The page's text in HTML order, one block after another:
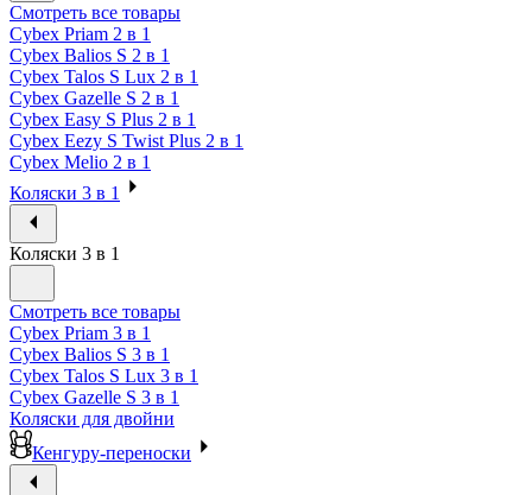
Смотреть все товары
Cybex Priam 2 в 1
Cybex Balios S 2 в 1
Cybex Talos S Lux 2 в 1
Cybex Gazelle S 2 в 1
Cybex Easy S Plus 2 в 1
Cybex Eezy S Twist Plus 2 в 1
Cybex Melio 2 в 1
Коляски 3 в 1
Коляски 3 в 1
Смотреть все товары
Cybex Priam 3 в 1
Cybex Balios S 3 в 1
Cybex Talos S Lux 3 в 1
Cybex Gazelle S 3 в 1
Коляски для двойни
Кенгуру-переноски